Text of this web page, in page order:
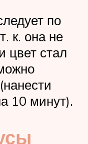
по
к. она не
цвет стал
10 минут).